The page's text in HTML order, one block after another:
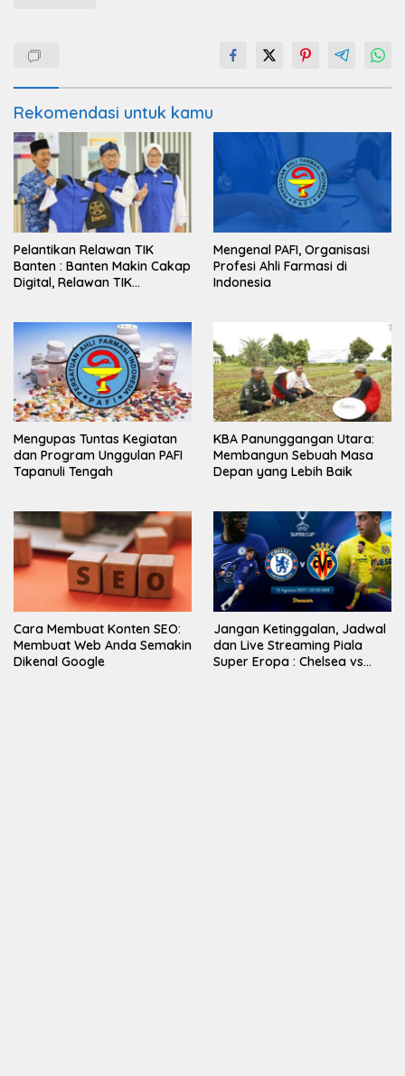
Rekomendasi untuk kamu
Pelantikan Relawan TIK
Banten : Banten Makin Cakap
Digital, Relawan TIK
Mengenal PAFI, Organisasi
Profesi Ahli Farmasi di
Indonesia
Mengupas Tuntas Kegiatan
dan Program Unggulan PAFI
Tapanuli Tengah
KBA Panunggangan Utara:
Membangun Sebuah Masa
Depan yang Lebih Baik
Cara Membuat Konten SEO:
Membuat Web Anda Semakin
Dikenal Google
Jangan Ketinggalan, Jadwal
dan Live Streaming Piala
Super Eropa : Chelsea vs